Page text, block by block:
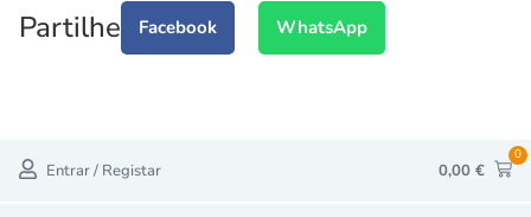
Partilhe Facebook WhatsApp
Entrar / Registar 0,00 €
0